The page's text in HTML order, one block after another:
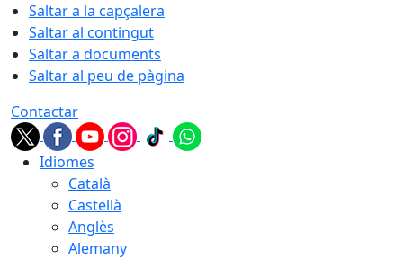
Saltar a la capçalera
Saltar al contingut
Saltar a documents
Saltar al peu de pàgina
Contactar
Idiomes
Català
Castellà
Anglès
Alemany